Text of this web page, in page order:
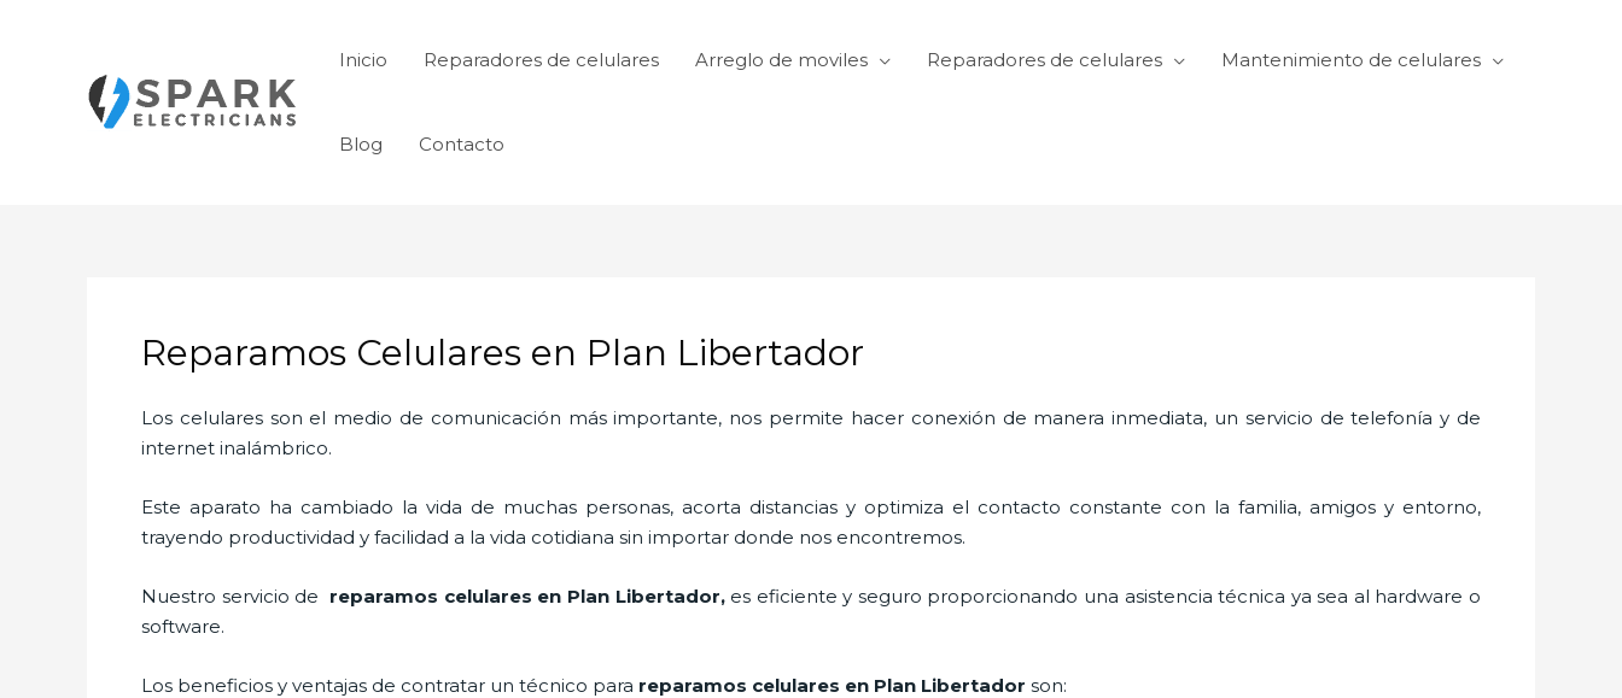
Inicio Reparadores de celulares Arreglo de moviles Reparadores de celulares Mantenimiento de celulares
Blog Contacto
Reparamos Celulares en Plan Libertador
Los celulares son el medio de comunicación más importante, nos permite hacer conexión de manera inmediata, un servicio de telefonía y de
internet inalámbrico.
Este aparato ha cambiado la vida de muchas personas, acorta distancias y optimiza el contacto constante con la familia, amigos y entorno,
trayendo productividad y facilidad a la vida cotidiana sin importar donde nos encontremos.
Nuestro servicio de reparamos celulares en Plan Libertador,es eficiente y seguro proporcionando una asistencia técnica ya sea al hardware o
software.
Los beneficios y ventajas de contratar un técnico para reparamos celulares en Plan Libertador son: